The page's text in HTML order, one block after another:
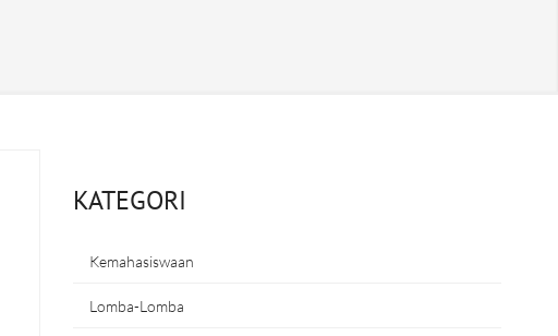
KATEGORI
Kemahasiswaan
Lomba-Lomba